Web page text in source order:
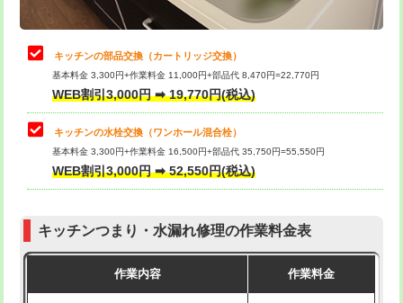
給水管工事※（塩ビ管（VP・HI）使
用/3ｍまで)
給水管工事※（塩ビ管（VP・HI）使
用（追加）/3ｍ超え)
給水管工事※（ライニング鋼管・銅
管・ポリ管・HT管使用/3ｍまで)
44,000円
管・ポリ管・HT管使用/3ｍ超え)
排水管工事（土の掘削・埋め戻し作
11,000円~
止水・漏水調査・防水処理・清掃・修
理・調整・分解・加工など（中作業）
22,000円
止水・漏水調査・防水処理・清掃・修
理・調整・分解・加工など（重作業）
33,000円
お風呂タンク脱着
その他部品の脱着
キッチンの部品交換（カートリッジ交換）
基本料金 3,300円+作業料金 11,000円+部品代 8,470円=22,770円
WEB割引3,000円 ➡ 19,770円(税込)
キッチンの水栓交換（ワンホール混合栓）
基本料金 3,300円+作業料金 16,500円+部品代 35,750円=55,550円
WEB割引3,000円 ➡ 52,550円(税込)
キッチンつまり・水漏れ修理の作業料金表
作業内容 作業料金